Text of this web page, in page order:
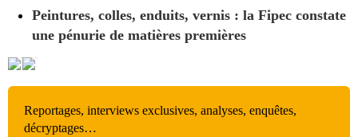
Peintures, colles, enduits, vernis : la Fipec constate
une pénurie de matières premières
Reportages, interviews exclusives, analyses, enquêtes,
décryptages…